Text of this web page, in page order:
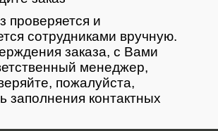
проверяется и
сотрудниками вручную.
заказа, с Вами
менеджер,
пожалуйста,
заполнения контактных